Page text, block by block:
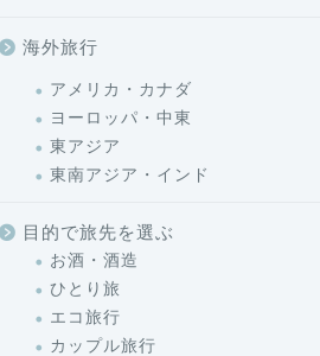
海外旅行
アメリカ・カナダ
ヨーロッパ・中東
東アジア
東南アジア・インド
目的で旅先を選ぶ
お酒・酒造
ひとり旅
エコ旅行
カップル旅行